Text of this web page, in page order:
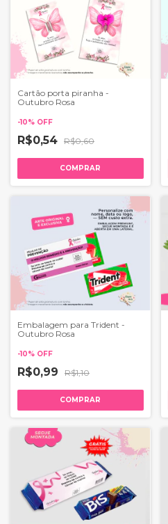
Cartão porta piranha -
Outubro Rosa
-10% OFF
R$0,54 R$0,60
COMPRAR
Embalagem para Trident -
Outubro Rosa
-10% OFF
R$0,99 R$1,10
COMPRAR